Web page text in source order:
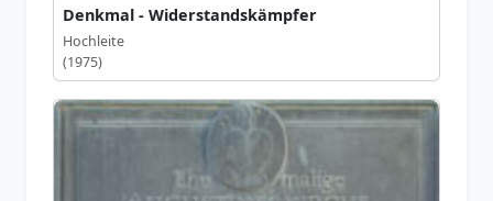
Denkmal - Widerstandskämpfer
Hochleite
(1975)